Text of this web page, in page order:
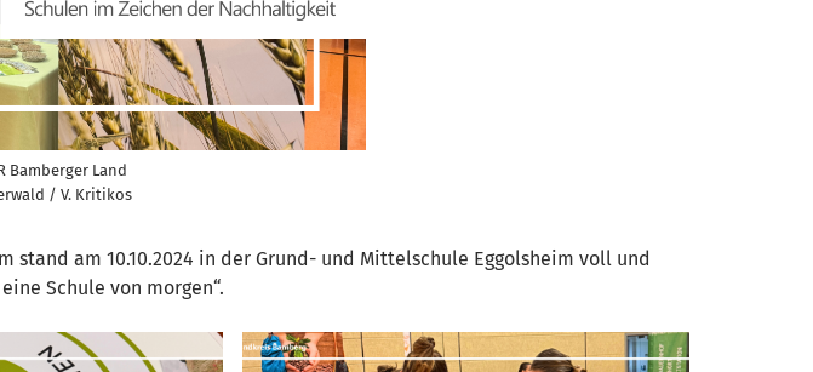
Bamberger Land
/ V. Kritikos
am 10.10.2024 in der Grund- und Mittelschule Eggolsheim voll und
Schule von morgen“.